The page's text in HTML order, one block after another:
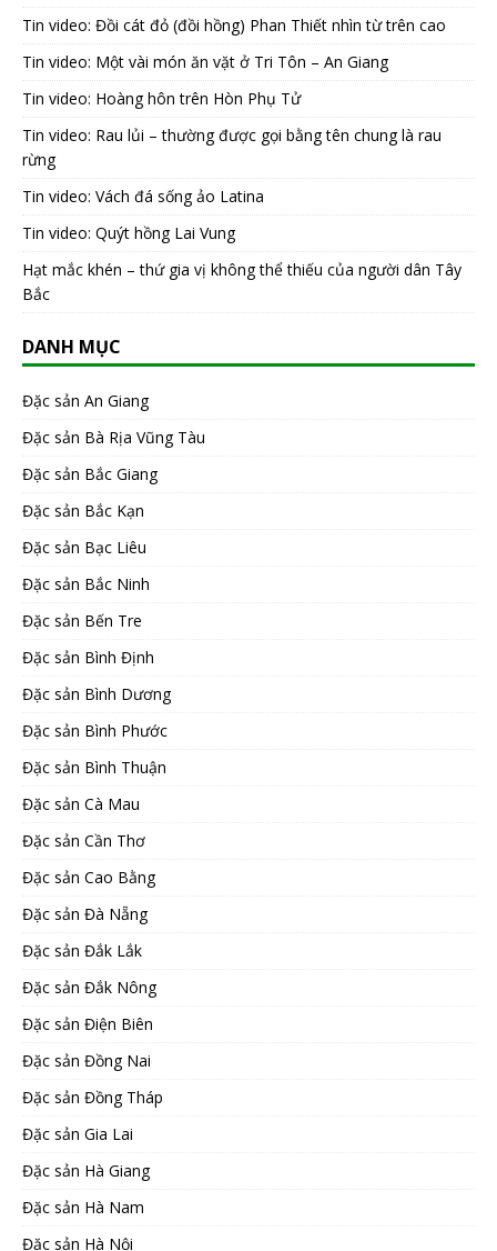
Tin video: Đồi cát đỏ (đồi hồng) Phan Thiết nhìn từ trên cao
Tin video: Một vài món ăn vặt ở Tri Tôn – An Giang
Tin video: Hoàng hôn trên Hòn Phụ Tử
Tin video: Rau lủi – thường được gọi bằng tên chung là rau
rừng
Tin video: Vách đá sống ảo Latina
Tin video: Quýt hồng Lai Vung
Hạt mắc khén – thứ gia vị không thể thiếu của người dân Tây
Bắc
DANH MỤC
Đặc sản An Giang
Đặc sản Bà Rịa Vũng Tàu
Đặc sản Bắc Giang
Đặc sản Bắc Kạn
Đặc sản Bạc Liêu
Đặc sản Bắc Ninh
Đặc sản Bến Tre
Đặc sản Bình Định
Đặc sản Bình Dương
Đặc sản Bình Phước
Đặc sản Bình Thuận
Đặc sản Cà Mau
Đặc sản Cần Thơ
Đặc sản Cao Bằng
Đặc sản Đà Nẵng
Đặc sản Đắk Lắk
Đặc sản Đắk Nông
Đặc sản Điện Biên
Đặc sản Đồng Nai
Đặc sản Đồng Tháp
Đặc sản Gia Lai
Đặc sản Hà Giang
Đặc sản Hà Nam
Đặc sản Hà Nội